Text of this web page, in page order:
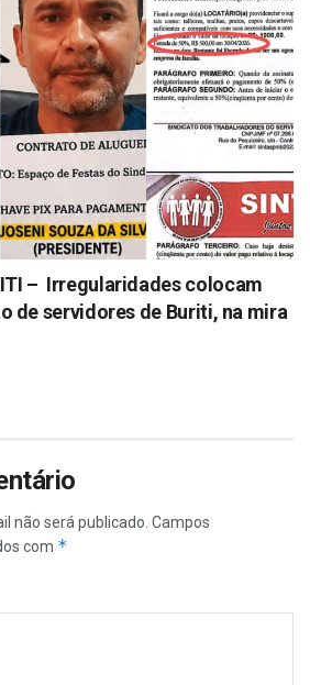
– Irregularidades colocam
de servidores de Buriti, na mira
não será publicado. Campos
com *